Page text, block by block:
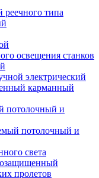
типа
освещения станков
электрический
карманный
потолочный и
потолочный и
света
пролетов